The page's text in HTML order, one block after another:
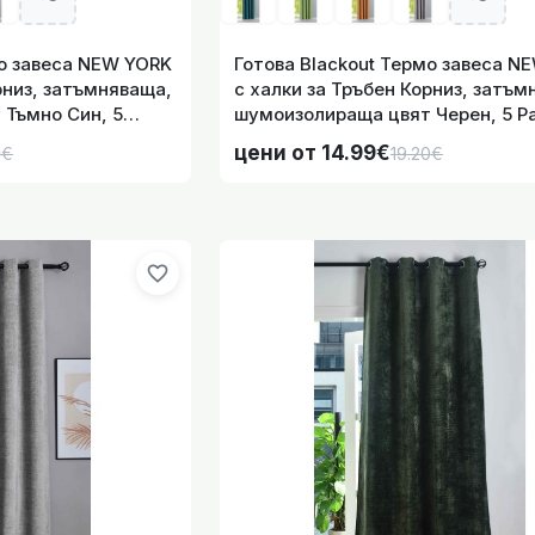
NEW YORK
затъмняваща,
Син, 5
046
Готова Blackout Термо завеса
с халки за Тръбен Корниз,
шумоизолираща цвят Черен, 5
код- 201920600-034
цени от 14.99€19.20€
favorite_border
Завеса Блекаут 245х135 см. »Нюрнберг«
Завеса Блекаут 245х135 см. »Нюрнберг«
за Тръбен Корниз,